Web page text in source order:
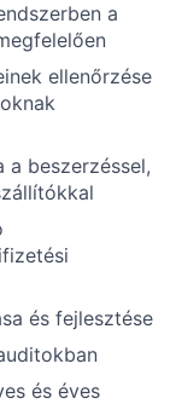
a
ellenőrzése
a beszerzéssel,
és fejlesztése
és éves